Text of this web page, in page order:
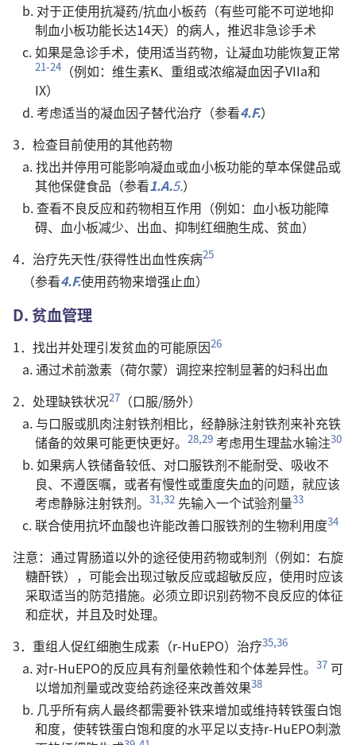
b. 对于正使用抗凝药/抗血小板药（有些可能不可逆地抑
制血小板功能长达14天）的病人，推迟非急诊手术
c. 如果是急诊手术，使用适当药物，让凝血功能恢复正常
21-24 （例如：维生素K、重组或浓缩凝血因子VIIa和
IX）
d. 考虑适当的凝血因子替代治疗（参看4.F.）
3．检查目前使用的其他药物
a. 找出并停用可能影响凝血或血小板功能的草本保健品或
其他保健食品（参看1.A.5.）
b. 查看不良反应和药物相互作用（例如：血小板功能障
碍、血小板减少、出血、抑制红细胞生成、贫血）
4．治疗先天性/获得性出血性疾病25
（参看4.F.使用药物来增强止血）
D. 贫血管理
1．找出并处理引发贫血的可能原因26
a. 通过术前激素（荷尔蒙）调控来控制显著的妇科出血
2．处理缺铁状况27 （口服/肠外）
a. 与口服或肌肉注射铁剂相比，经静脉注射铁剂来补充铁
储备的效果可能更快更好。 28,29 考虑用生理盐水输注30
b. 如果病人铁储备较低、对口服铁剂不能耐受、吸收不
良、不遵医嘱，或者有慢性或重度失血的问题，就应该
考虑静脉注射铁剂。 31,32 先输入一个试验剂量33
c. 联合使用抗坏血酸也许能改善口服铁剂的生物利用度34
注意：通过胃肠道以外的途径使用药物或制剂（例如：右旋
糖酐铁），可能会出现过敏反应或超敏反应，使用时应该
采取适当的防范措施。必须立即识别药物不良反应的体征
和症状，并且及时处理。
3．重组人促红细胞生成素（r-HuEPO）治疗35,36
a. 对r-HuEPO的反应具有剂量依赖性和个体差异性。 37 可
以增加剂量或改变给药途径来改善效果38
b. 几乎所有病人最终都需要补铁来增加或维持转铁蛋白饱
和度，使转铁蛋白饱和度的水平足以支持r-HuEPO刺激